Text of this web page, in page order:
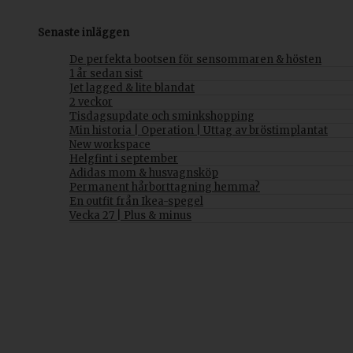
Senaste inläggen
De perfekta bootsen för sensommaren & hösten
1 år sedan sist
Jet lagged & lite blandat
2 veckor
Tisdagsupdate och sminkshopping
Min historia | Operation | Uttag av bröstimplantat
New workspace
Helgfint i september
Adidas mom & husvagnsköp
Permanent hårborttagning hemma?
En outfit från Ikea-spegel
Vecka 27 | Plus & minus